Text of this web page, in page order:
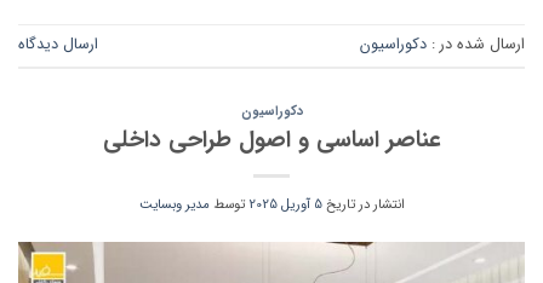
ارسال شده در : دکوراسیون ارسال دیدگاه
دکوراسیون
عناصر اساسی و اصول طراحی داخلی
انتشار در تاریخ5 آوریل 2025 توسط مدیر وبسایت